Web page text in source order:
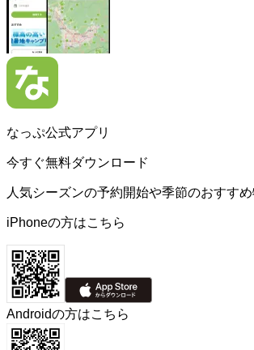
なっぷ公式アプリ
今すぐ無料ダウンロード
人気シーズンの予約開始や季節のおすすめ
iPhoneの方はこちら
Androidの方はこちら